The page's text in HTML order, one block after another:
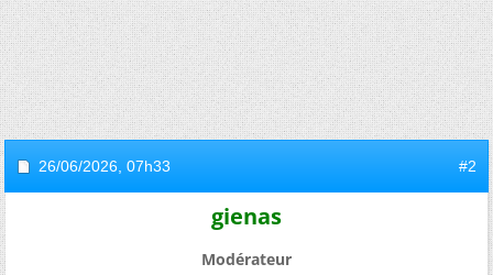
26/06/2026, 07h33 #2
gienas
Modérateur